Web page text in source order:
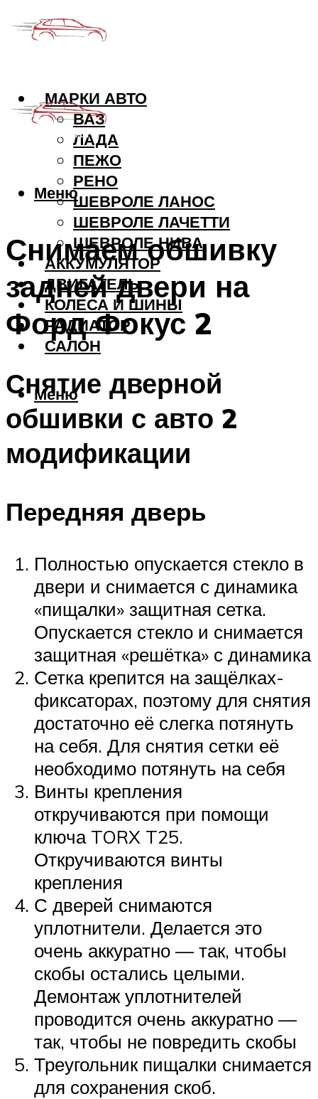
МАРКИ АВТО
ВАЗ
ЛАДА
ПЕЖО
РЕНО
ШЕВРОЛЕ ЛАНОС
ШЕВРОЛЕ ЛАЧЕТТИ
ШЕВРОЛЕ НИВА
АККУМУЛЯТОР
ДВИГАТЕЛЬ
КОЛЕСА И ШИНЫ
РАДИАТОР
САЛОН
Меню
Меню
Снимаем обшивку
задней двери на
Форд Фокус 2
Снятие дверной
обшивки с авто 2
модификации
Передняя дверь
Полностью опускается стекло в
двери и снимается с динамика
«пищалки» защитная сетка.
Опускается стекло и снимается
защитная «решётка» с динамика
Сетка крепится на защёлках-
фиксаторах, поэтому для снятия
достаточно её слегка потянуть
на себя. Для снятия сетки её
необходимо потянуть на себя
Винты крепления
откручиваются при помощи
ключа TORX T25.
Откручиваются винты
крепления
С дверей снимаются
уплотнители. Делается это
очень аккуратно — так, чтобы
скобы остались целыми.
Демонтаж уплотнителей
проводится очень аккуратно —
так, чтобы не повредить скобы
Треугольник пищалки снимается
для сохранения скоб.